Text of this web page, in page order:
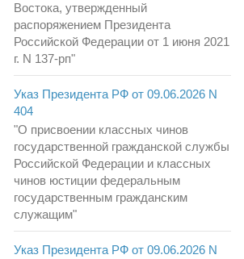
Востока, утвержденный
распоряжением Президента
Российской Федерации от 1 июня 2021
г. N 137-рп"
Указ Президента РФ от 09.06.2026 N
404
"О присвоении классных чинов
государственной гражданской службы
Российской Федерации и классных
чинов юстиции федеральным
государственным гражданским
служащим"
Указ Президента РФ от 09.06.2026 N